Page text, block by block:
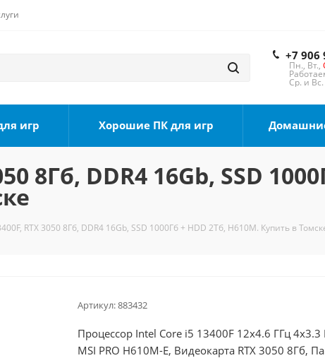
+7 906
Пн., Вт.,
Ср. и
игр Хорошие ПК для игр
8Гб, DDR4 16Gb, SSD
RTX 3050 8Гб, DDR4 16Gb, SSD 1000Гб + HDD 2Тб, H610M. Купить в
Артикул:883432
Процессор Intel Core i5 13400F 12x4.6 ГГц
MSI PRO H610M-E, Видеокарта RTX 3050 8Гб,